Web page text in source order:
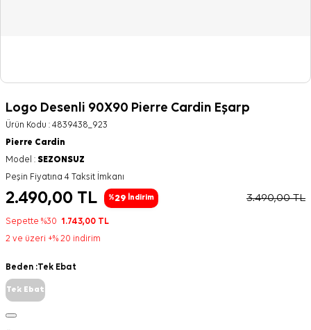
Logo Desenli 90X90 Pierre Cardin Eşarp
Ürün Kodu : 4839438_923
Pierre Cardin
Model : SEZONSUZ
Peşin Fiyatına 4 Taksit İmkanı
2.490,00 TL %29 İndirim 3.490,00TL
Sepette %30 1.743,00 TL
2 ve üzeri +% 20 indirim
Beden :Tek Ebat
Tek Ebat